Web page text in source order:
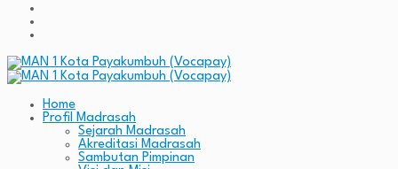
Home
Profil Madrasah
Sejarah Madrasah
Akreditasi Madrasah
Sambutan Pimpinan